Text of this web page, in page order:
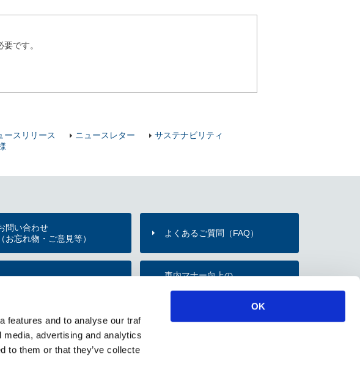
features and to analyse our traf
advertising and analytics
to them or that they’ve collecte
OK
です。
ースリリース ニュースレター
サステナビリティ
問い合わせ
（お忘れ物・ご意見等）
よくあるご質問（FAQ）
車内マナー向上の
京メトロ公式アプリのご紹介